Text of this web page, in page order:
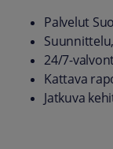
Palvelut
24/7-
Kattava
Jatkuva